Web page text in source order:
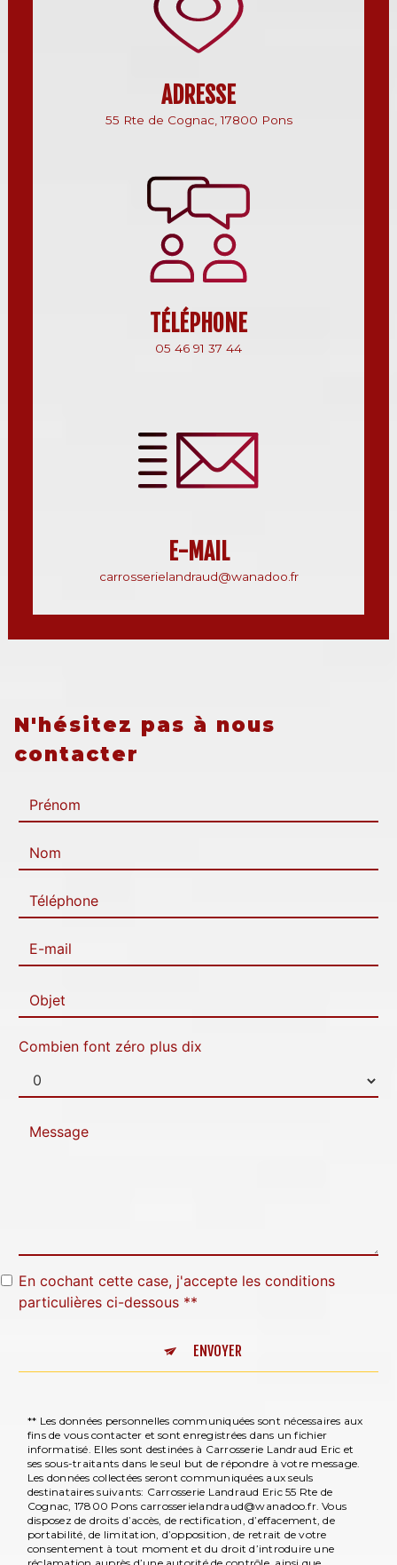
ADRESSE
55 Rte de Cognac, 17800 Pons
TÉLÉPHONE
05 46 91 37 44
E-MAIL
carrosserielandraud@wanadoo.fr
N'hésitez pas à nous
contacter
Combien font zéro plus dix
En cochant cette case, j'accepte les conditions
particulières ci-dessous **
ENVOYER
** Les données personnelles communiquées sont nécessaires aux
fins de vous contacter et sont enregistrées dans un fichier
informatisé. Elles sont destinées à Carrosserie Landraud Eric et
ses sous-traitants dans le seul but de répondre à votre message.
Les données collectées seront communiquées aux seuls
destinataires suivants: Carrosserie Landraud Eric 55 Rte de
Cognac, 17800 Pons carrosserielandraud@wanadoo.fr. Vous
disposez de droits d’accès, de rectification, d’effacement, de
portabilité, de limitation, d’opposition, de retrait de votre
consentement à tout moment et du droit d’introduire une